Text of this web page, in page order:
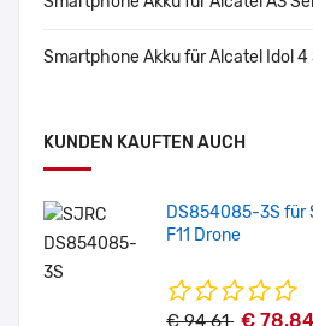
Smartphone Akku für Alcatel Idol 4
KUNDEN KAUFTEN AUCH
DS854085-3S für
F11 Drone
€ 94.61 € 78.84